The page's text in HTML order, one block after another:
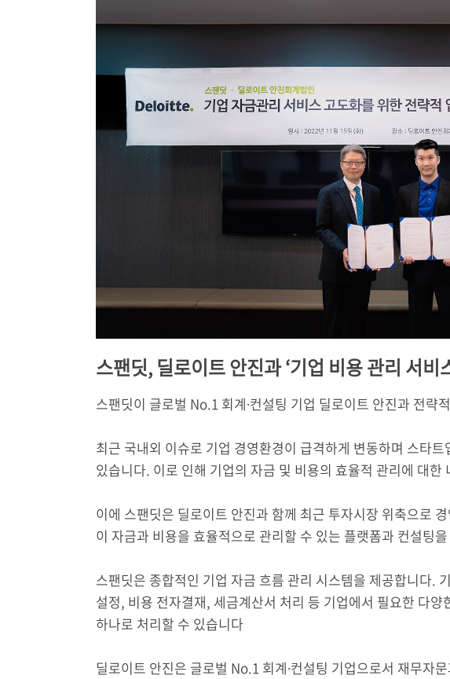
스팬딧, 딜로이트 안진과 ‘기업 비용 관리 서
스팬딧이 글로벌 No.1 회계∙컨설팅 기업 딜로이트 안진과 전략
최근 국내외 이슈로 기업 경영환경이 급격하게 변동하며 스타
있습니다. 이로 인해 기업의 자금 및 비용의 효율적 관리에 대한
이에 스팬딧은 딜로이트 안진과 함께 최근 투자시장 위축으로
이 자금과 비용을 효율적으로 관리할 수 있는 플랫폼과 컨설팅
스팬딧은 종합적인 기업 자금 흐름 관리 시스템을 제공합니다.
설정, 비용 전자결재, 세금계산서 처리 등 기업에서 필요한 다
하나로 처리할 수 있습니다
딜로이트 안진은 글로벌 No.1 회계∙컨설팅 기업으로서 재무자